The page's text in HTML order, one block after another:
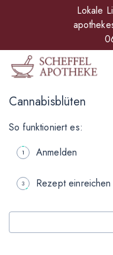
Lokale
Cannabisblüten
So funktioniert es:
Anmelden
Rezept einreichen